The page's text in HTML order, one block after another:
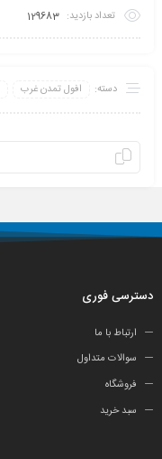
تعداد بازدید: 129683
دسته: افول تمدن غرب
دسترسی فوری
ارتباط با ما
سوالات متداول
فروشگاه
سبد خرید